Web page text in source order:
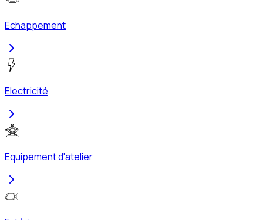
Echappement
Electricité
Equipement d'atelier